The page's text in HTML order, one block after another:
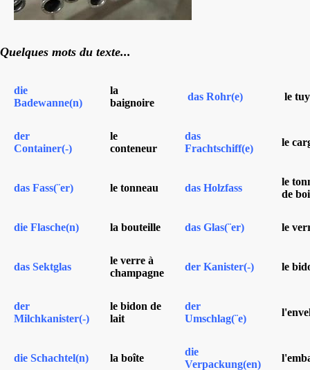
Quelques mots du texte...
die
Badewanne(n)
la
baignoire
das Rohr(e) le
der
Container(-)
le
conteneur
das
Frachtschiff(e)
le
das Fass(¨er) le tonneau das Holzfass
le
de
die Flasche(n) la bouteille das Glas(¨er) le
das Sektglas
le verre à
champagne
der Kanister(-) le
der
Milchkanister(-)
le bidon de
lait
der
Umschlag(¨e)
die Schachtel(n) la boîte
die
Verpackung(en)